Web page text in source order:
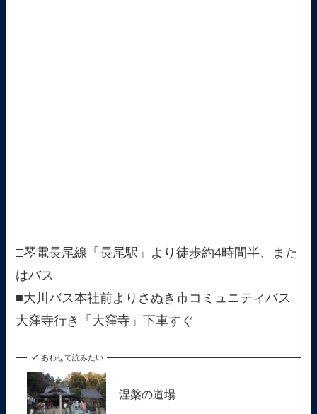
□琴電長尾線「長尾駅」より徒歩約4時間半、また
はバス
■大川バス本社前よりさぬき市コミュニティバス
大窪寺行き「大窪寺」下車すぐ
あわせて読みたい
涅槃の道場